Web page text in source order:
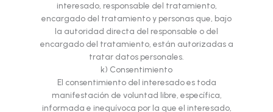
interesado, responsable del tratamiento,
encargado del tratamiento y personas que, bajo
la autoridad directa del responsable o del
encargado del tratamiento, están autorizadas a
tratar datos personales.
k) Consentimiento
El consentimiento del interesado es toda
manifestación de voluntad libre, específica,
informada e inequívoca por la que el interesado,